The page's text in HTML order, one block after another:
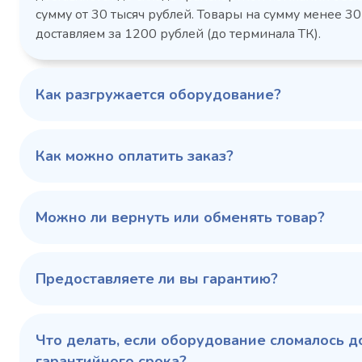
сутки, кВт/ч, не
размеры (Д х Ш х В),
режим, °C
100 343 ₽ ✓ В наличии
размеры
мм
Серия
102
сумму от 30 тысяч рублей. Товары на сумму менее
доставляем за 1200 рублей (до терминала ТК).
Как разгружается оборудование?
Как можно оплатить заказ?
Можно ли вернуть или обменять товар?
Предоставляете ли вы гарантию?
Что делать, если оборудование сломалось